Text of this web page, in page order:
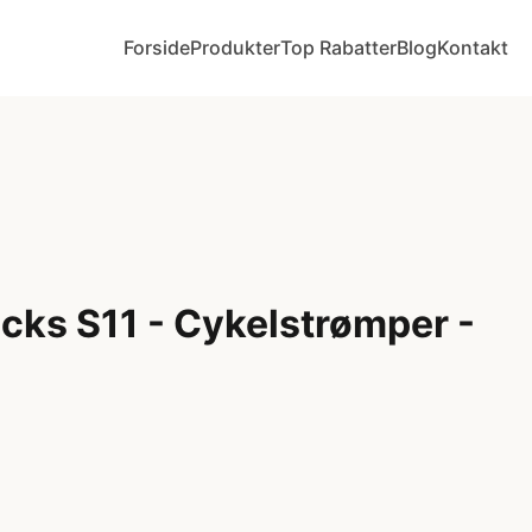
ForsideProdukterTop RabatterBlogKontakt
S11 - Cykelstrømper -